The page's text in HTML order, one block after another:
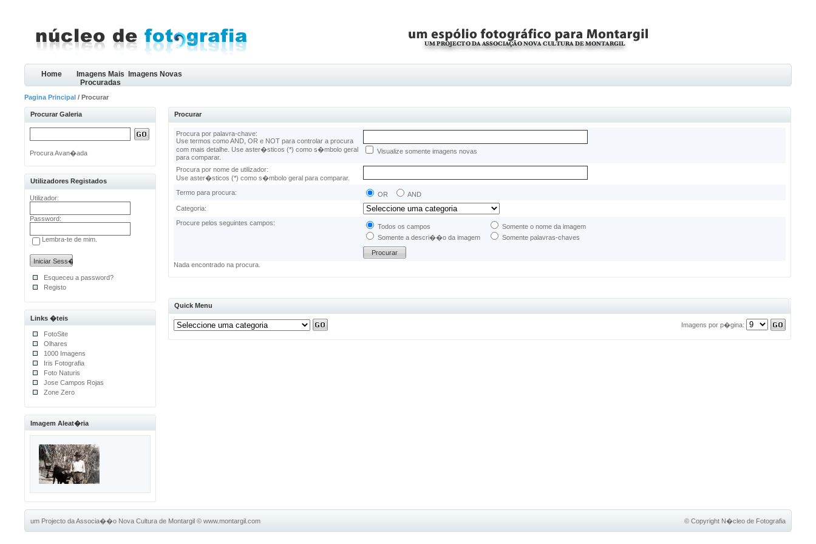
Home
Imagens Mais
Procuradas
Imagens Novas
Pagina Principal / Procurar
Procurar Galeria
Procura Avan�ada
Utilizadores Registados
Utilizador:
Password:
Lembra-te de mim.
Esqueceu a password?
Registo
Links �teis
FotoSite
Olhares
1000 Imagens
Iris Fotografia
Foto Naturis
Jose Campos Rojas
Zone Zero
Imagem Aleat�ria
Procurar
Procura por palavra-chave:
Use termos como AND, OR e NOT para controlar a procura
com mais detalhe. Use aster�sticos (*) como s�mbolo geral
para comparar.
Visualize somente imagens novas
Procura por nome de utilizador:
Use aster�sticos (*) como s�mbolo geral para comparar.
Termo para procura:
OR
AND
Categoria:
Procure pelos seguintes campos:
Todos os campos
Somente o nome da imagem
Somente a descri��o da imagem
Somente palavras-chaves
Nada encontrado na procura.
Quick Menu
Imagens por p�gina:
© Copyright N�cleo de Fotografia
um Projecto da Associa��o Nova Cultura de Montargil©www.montargil.com